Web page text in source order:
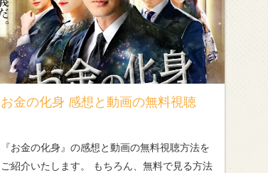
お金の化身 感想と動画の無料視聴
『お金の化身』の感想と動画の無料視聴方法を
ご紹介いたします。 もちろん、無料で見る方法